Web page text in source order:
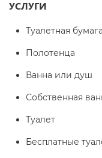
УСЛУГИ
Туалетная бумага
Полотенца
Ванна или душ
Собственная
Туалет
Бесплатные